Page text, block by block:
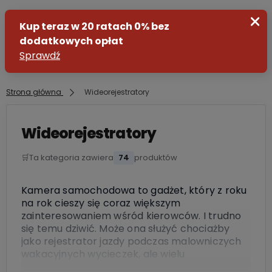
Załóż konto
Strona główna Wideorejestratory
Wideorejestratory
🛒Ta kategoria zawiera 74 produktów
Kamera samochodowa to gadżet, który z roku
na rok cieszy się coraz większym
zainteresowaniem wśród kierowców. I trudno
się temu dziwić. Może ona służyć chociażby
jako rejestrator jazdy podczas malowniczych
wakacyjnych wycieczek, ale wielu